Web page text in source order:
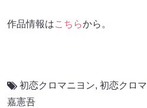
作品情報はこちらから。
初恋クロマニヨン, 初恋クロ
嘉憲吾